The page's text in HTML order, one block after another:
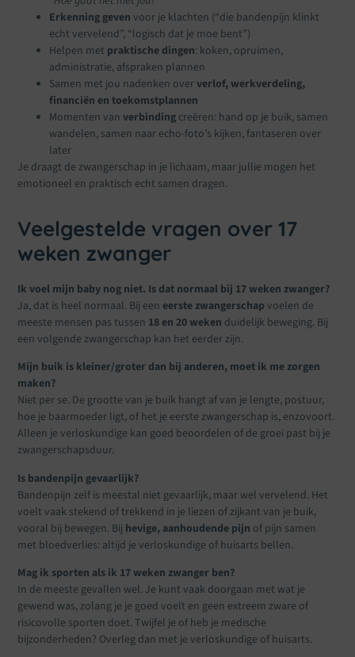
Erkenning geven voor je klachten (“die bandenpijn klinkt
echt vervelend”, “logisch dat je moe bent”)
Helpen met praktische dingen: koken, opruimen,
administratie, afspraken plannen
Samen met jou nadenken oververlof, werkverdeling,
financiën en toekomstplannen
Momenten vanverbinding creëren: hand op je buik, samen
wandelen, samen naar echo-foto’s kijken, fantaseren over
later
Je draagt de zwangerschap in je lichaam, maar jullie mogen het
emotioneel en praktisch echt samen dragen.
Veelgestelde vragen over 17
weken zwanger
Ik voel mijn baby nog niet. Is dat normaal bij 17 weken zwanger?
Ja, dat is heel normaal. Bij een eerste zwangerschap voelen de
meeste mensen pas tussen 18 en 20 weken duidelijk beweging. Bij
een volgende zwangerschap kan het eerder zijn.
Mijn buik is kleiner/groter dan bij anderen, moet ik me zorgen
maken?
Niet per se. De grootte van je buik hangt af van je lengte, postuur,
hoe je baarmoeder ligt, of het je eerste zwangerschap is, enzovoort.
Alleen je verloskundige kan goed beoordelen of de groei past bij je
zwangerschapsduur.
Is bandenpijn gevaarlijk?
Bandenpijn zelf is meestal niet gevaarlijk, maar wel vervelend. Het
voelt vaak stekend of trekkend in je liezen of zijkant van je buik,
vooral bij bewegen. Bij hevige, aanhoudende pijn of pijn samen
met bloedverlies: altijd je verloskundige of huisarts bellen.
Mag ik sporten als ik 17 weken zwanger ben?
In de meeste gevallen wel. Je kunt vaak doorgaan met wat je
gewend was, zolang je je goed voelt en geen extreem zware of
risicovolle sporten doet. Twijfel je of heb je medische
bijzonderheden? Overleg dan met je verloskundige of huisarts.